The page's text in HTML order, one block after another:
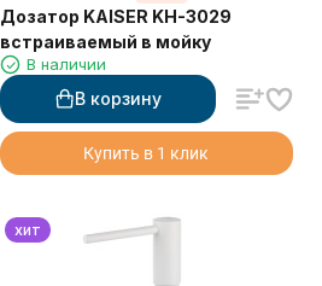
Дозатор KAISER KH-3029
встраиваемый в мойку
В наличии
В корзину
Купить в 1 клик
хит